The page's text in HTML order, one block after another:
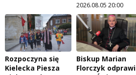
2026.08.05 20:00
Rozpoczyna się
Kielecka Piesza
Biskup Marian
Florczyk odprawi